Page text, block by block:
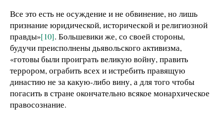
Все это есть не осуждение и не обвинение, но лишь
признание юридической, исторической и религиозной
правды»[10]. Большевики же, со своей стороны,
будучи преисполнены дьявольского активизма,
«готовы были проиграть великую войну, править
террором, ограбить всех и истребить правящую
династию не за какую-либо вину, а для того чтобы
погасить в стране окончательно всякое монархическое
правосознание.